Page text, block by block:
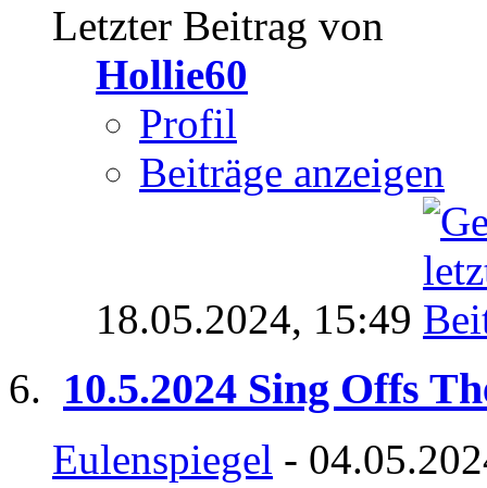
Letzter Beitrag von
Hollie60
Profil
Beiträge anzeigen
18.05.2024, 15:49
10.5.2024 Sing Offs
Eulenspiegel -